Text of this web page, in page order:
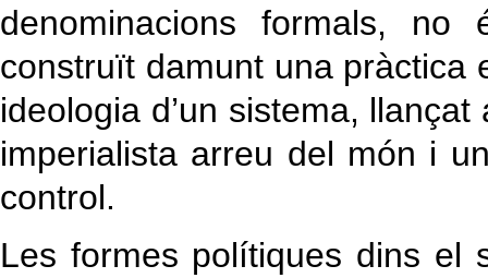
denominacions formals,
construït damunt una pràctica
ideologia d’un sistema,
imperialista arreu del món i
control.
Les formes polítiques dins el